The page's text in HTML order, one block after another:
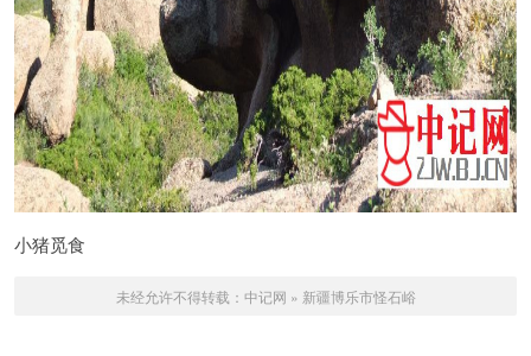
小猪觅食
未经允许不得转载： 中记网 » 新疆博乐市怪石峪